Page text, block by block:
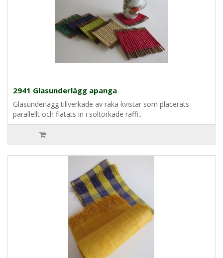
2941 Glasunderlägg apanga
Glasunderlägg tillverkade av raka kvistar som placerats
parallellt och flätats in i soltorkade raffi..